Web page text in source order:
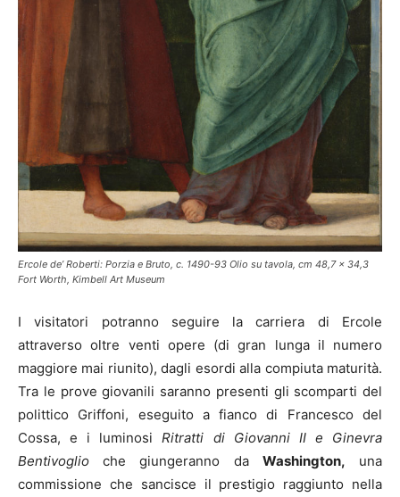
Ercole de’ Roberti: Porzia e Bruto, c. 1490-93 Olio su tavola, cm 48,7 x 34,3
Fort Worth, Kimbell Art Museum
I visitatori potranno seguire la carriera di Ercole
attraverso oltre venti opere (di gran lunga il numero
maggiore mai riunito), dagli esordi alla compiuta maturità.
Tra le prove giovanili saranno presenti gli scomparti del
polittico Griffoni, eseguito a fianco di Francesco del
Cossa, e i luminosiRitratti di Giovanni II e Ginevra
Bentivoglio che giungeranno da Washington, una
commissione che sancisce il prestigio raggiunto nella